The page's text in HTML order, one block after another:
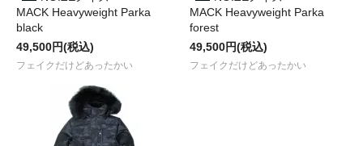
MACK Heavyweight Parka
black
49,500円(税込)
フェイクだけどあったかい
MACK Heavyweight Parka
forest
49,500円(税込)
フェイクだけどあったかい